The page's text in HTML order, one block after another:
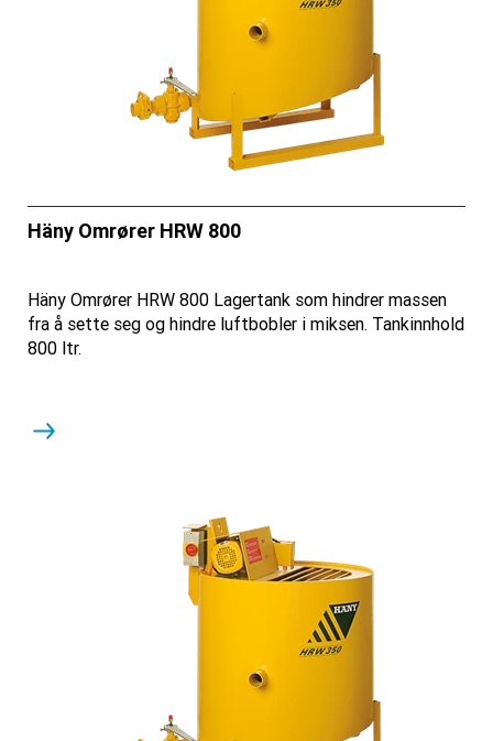
Häny Omrører HRW 800
Häny Omrører HRW 800 Lagertank som hindrer massen
fra å sette seg og hindre luftbobler i miksen. Tankinnhold
800 ltr.